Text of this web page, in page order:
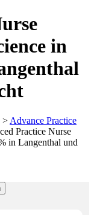
in
> Advance Practice
Practice Nurse
in Langenthal und